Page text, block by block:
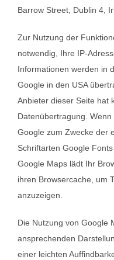
Barrow Street, Dublin 4,
Zur Nutzung der
notwendig, Ihre IP-
Informationen werden in
Google in den USA
Anbieter dieser Seite hat
Datenübertragung.
Google zum Zwecke der
Schriftarten Google
Google Maps lädt Ihr
ihren Browsercache, um
anzuzeigen.
Die Nutzung von Google
ansprechenden
einer leichten